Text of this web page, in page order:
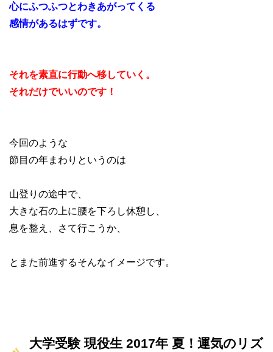
心にふつふつとわきあがってくる
感情があるはずです。
それを素直に行動へ移していく。
それだけでいいのです！
今回のような
節目の年まわりというのは
山登りの途中で、
大きな石の上に腰を下ろし休憩し、
息を整え、さて行こうか、
とまた前進するそんなイメージです。
大学受験 現役生 2017年 夏！運気のリズ